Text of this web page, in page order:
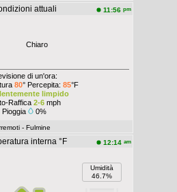
attuali 11:56 pm
Chiaro
di un'ora:
80° Percepita: 85°F
limpido
Raffica 2-6 mph
Pioggia
0%
- Fulmine
interna °F 12:14 am
Umidità
46.7%